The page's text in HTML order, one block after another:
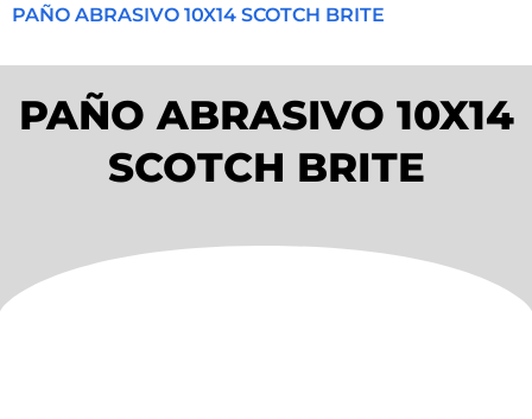
PAÑO ABRASIVO 10X14 SCOTCH BRITE
PAÑO ABRASIVO 10X14
SCOTCH BRITE